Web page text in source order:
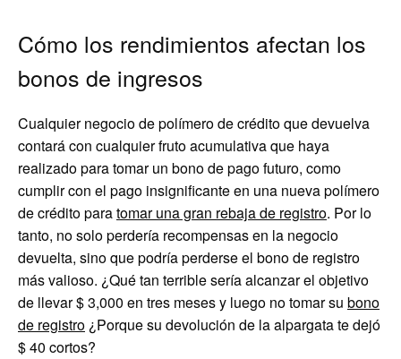
Cómo los rendimientos afectan los
bonos de ingresos
Cualquier negocio de polímero de crédito que devuelva
contará con cualquier fruto acumulativa que haya
realizado para tomar un bono de pago futuro, como
cumplir con el pago insignificante en una nueva polímero
de crédito paratomar una gran rebaja de registro. Por lo
tanto, no solo perdería recompensas en la negocio
devuelta, sino que podría perderse el bono de registro
más valioso. ¿Qué tan terrible sería alcanzar el objetivo
de llevar $ 3,000 en tres meses y luego no tomar su bono
de registro ¿Porque su devolución de la alpargata te dejó
$ 40 cortos?